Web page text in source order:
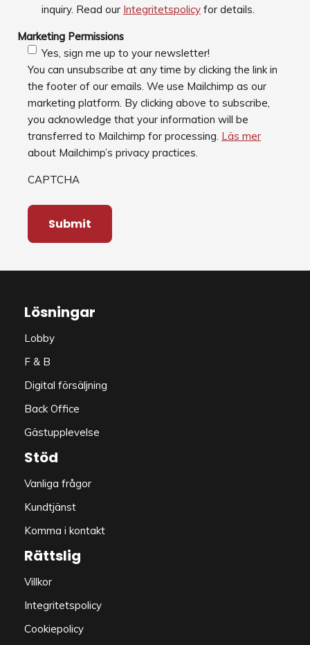
inquiry. Read our Integritetspolicy for details.
Marketing Permissions
Yes, sign me up to your newsletter!
You can unsubscribe at any time by clicking the link in
the footer of our emails. We use Mailchimp as our
marketing platform. By clicking above to subscribe,
you acknowledge that your information will be
transferred to Mailchimp for processing. Läs mer
about Mailchimp’s privacy practices.
CAPTCHA
Lösningar
Lobby
F & B
Digital försäljning
Back Office
Gästupplevelse
Stöd
Vanliga frågor
Kundtjänst
Komma i kontakt
Rättslig
Villkor
Integritetspolicy
Cookiepolicy